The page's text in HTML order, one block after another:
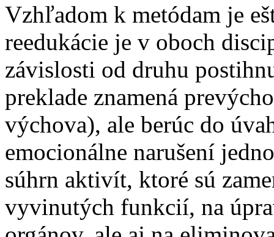
Vzhľadom k metódam je
reedukácie je v oboch
závislosti od druhu
preklade znamená
výchova), ale berúc do
emocionálne narušení
súhrn aktivít, ktoré sú
vyvinutých funkcií, na